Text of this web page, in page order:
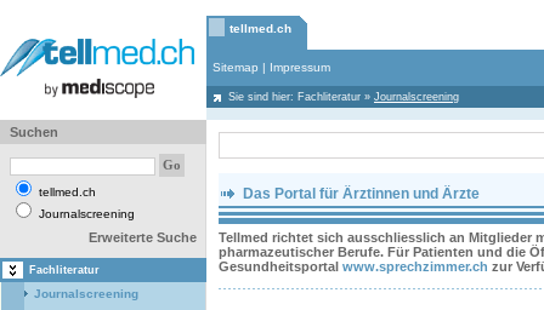
tellmed.ch
Sitemap | Impressum
Sie sind hier: Fachliteratur » Journalscreening
Suchen
tellmed.ch
Journalscreening
Erweiterte Suche
Fachliteratur
Journalscreening
Das Portal für Ärztinnen und Ärzte
Tellmed richtet sich ausschliesslich an Mitglieder
pharmazeutischer Berufe. Für Patienten und die
Gesundheitsportal www.sprechzimmer.ch zur